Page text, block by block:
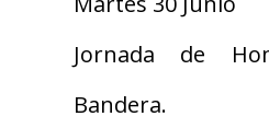
Jornada de
Bandera.